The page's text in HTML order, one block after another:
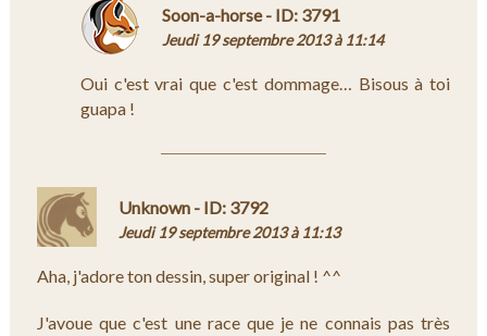
Soon-a-horse - ID: 3791
Jeudi 19 septembre 2013 à 11:14
Oui c'est vrai que c'est dommage… Bisous à toi
guapa !
Unknown - ID: 3792
Jeudi 19 septembre 2013 à 11:13
Aha, j'adore ton dessin, super original ! ^^
J'avoue que c'est une race que je ne connais pas très